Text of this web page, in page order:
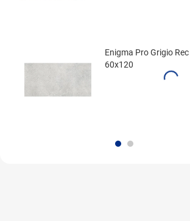
Enigma Pro Grigio
60x120